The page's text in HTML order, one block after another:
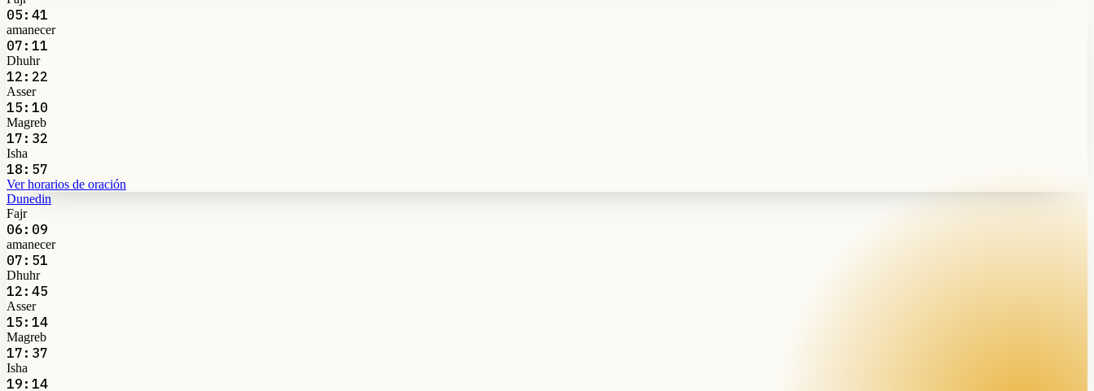
05:41
amanecer
07:11
Dhuhr
12:22
Asser
15:10
Magreb
17:32
Isha
18:57
Ver horarios de oración
Dunedin
Fajr
06:09
amanecer
07:51
Dhuhr
12:45
Asser
15:14
Magreb
17:37
Isha
19:14